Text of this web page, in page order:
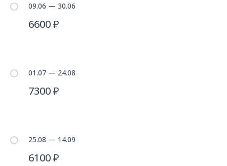
09.06 — 30.06
6600 ₽
01.07 — 24.08
7300 ₽
25.08 — 14.09
6100 ₽